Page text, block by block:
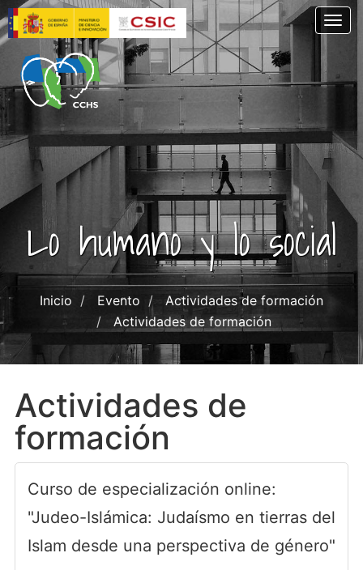
Pasar
al
contenido
principal
Lo humano y lo social
Inicio Evento
Actividades de formación
Actividades de formación
Actividades de
formación
Curso de especialización online:
"Judeo-Islámica: Judaísmo en tierras del
Islam desde una perspectiva de género"